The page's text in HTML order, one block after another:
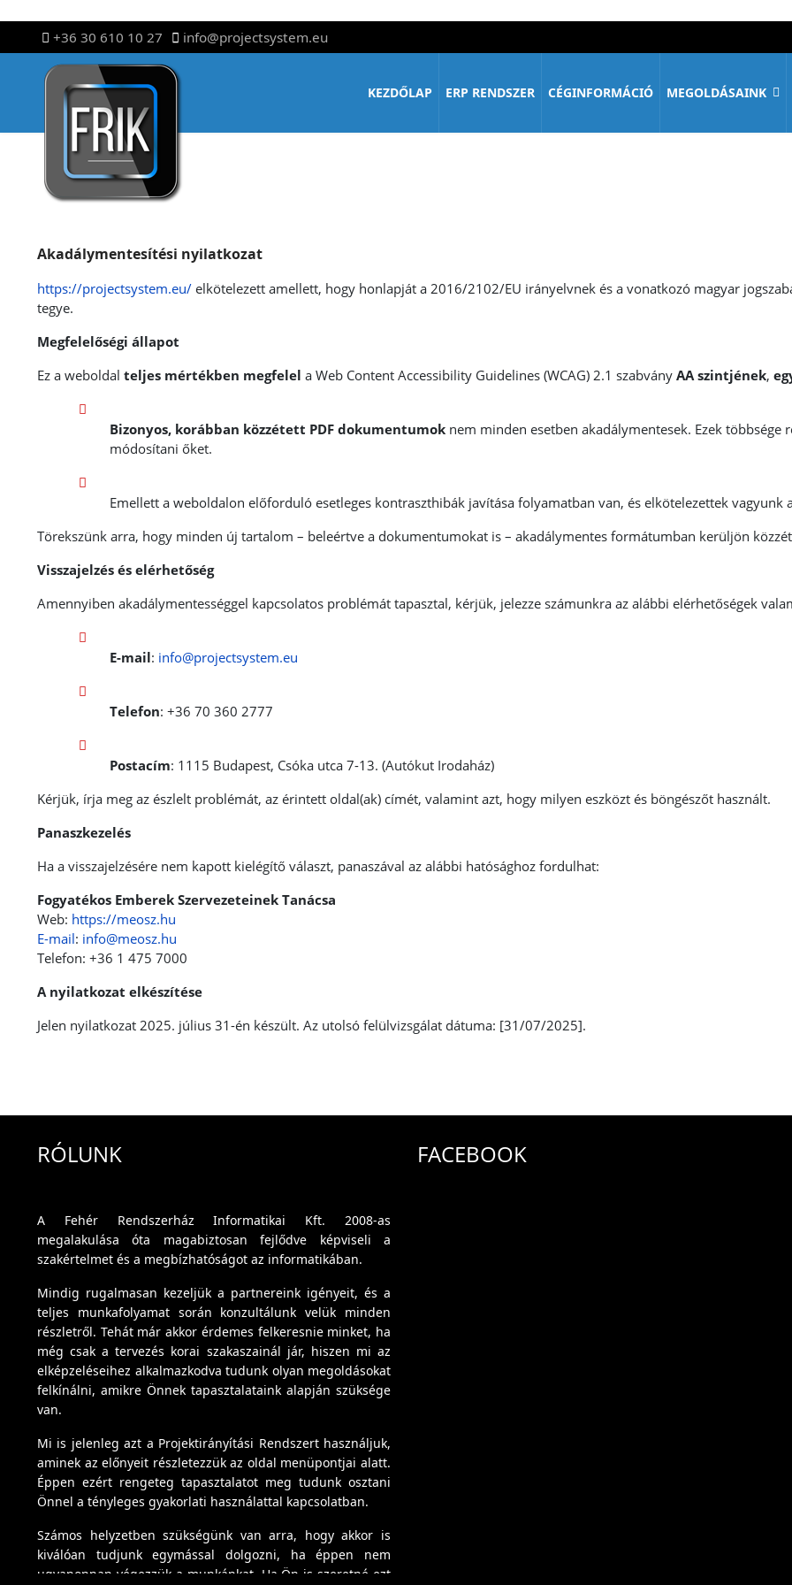
+36 30 610 10 27 info@projectsystem.eu
KEZDŐLAP ERP RENDSZER CÉGINFORMÁCIÓ MEGOLDÁSAINK
Akadálymentesítési nyilatkozat
https://projectsystem.eu/ elkötelezett amellett, hogy honlapját a 2016/2102/EU irányelvnek és a vonatkozó magyar
tegye.
Megfelelőségi állapot
Ez a weboldal teljes mértékben megfelel a Web Content Accessibility Guidelines (WCAG) 2.1 szabvány AA szintjének,
Bizonyos, korábban közzétett PDF dokumentumoknem minden esetben akadálymentesek. Ezek
módosítani őket.
Emellett a weboldalon előforduló esetleges kontraszthibák javítása folyamatban van, és elkötelezettek
Törekszünk arra, hogy minden új tartalom – beleértve a dokumentumokat is – akadálymentes formátumban kerüljön
Visszajelzés és elérhetőség
Amennyiben akadálymentességgel kapcsolatos problémát tapasztal, kérjük, jelezze számunkra az alábbi elérhetőségek
E-mail: info@projectsystem.eu
Telefon: +36 70 360 2777
Postacím: 1115 Budapest, Csóka utca 7-13. (Autókut Irodaház)
Kérjük, írja meg az észlelt problémát, az érintett oldal(ak) címét, valamint azt, hogy milyen eszközt és böngészőt használt.
Panaszkezelés
Ha a visszajelzésére nem kapott kielégítő választ, panaszával az alábbi hatósághoz fordulhat:
Fogyatékos Emberek Szervezeteinek Tanácsa
Web: https://meosz.hu
E-mail: info@meosz.hu
Telefon: +36 1 475 7000
A nyilatkozat elkészítése
Jelen nyilatkozat 2025. július 31-én készült. Az utolsó felülvizsgálat dátuma: [31/07/2025].
RÓLUNK
A Fehér Rendszerház Informatikai Kft. 2008-as
megalakulása óta magabiztosan fejlődve képviseli a
szakértelmet és a megbízhatóságot az informatikában.
Mindig rugalmasan kezeljük a partnereink igényeit, és a
teljes munkafolyamat során konzultálunk velük minden
részletről. Tehát már akkor érdemes felkeresnie minket, ha
még csak a tervezés korai szakaszainál jár, hiszen mi az
elképzeléseihez alkalmazkodva tudunk olyan megoldásokat
felkínálni, amikre Önnek tapasztalataink alapján szüksége
van.
Mi is jelenleg azt a Projektirányítási Rendszert használjuk,
aminek az előnyeit részletezzük az oldal menüpontjai alatt.
Éppen ezért rengeteg tapasztalatot meg tudunk osztani
Önnel a tényleges gyakorlati használattal kapcsolatban.
Számos helyzetben szükségünk van arra, hogy akkor is
kiválóan tudjunk egymással dolgozni, ha éppen nem
ugyanonnan végezzük a munkánkat. Ha Ön is szeretné ezt
FACEBOOK